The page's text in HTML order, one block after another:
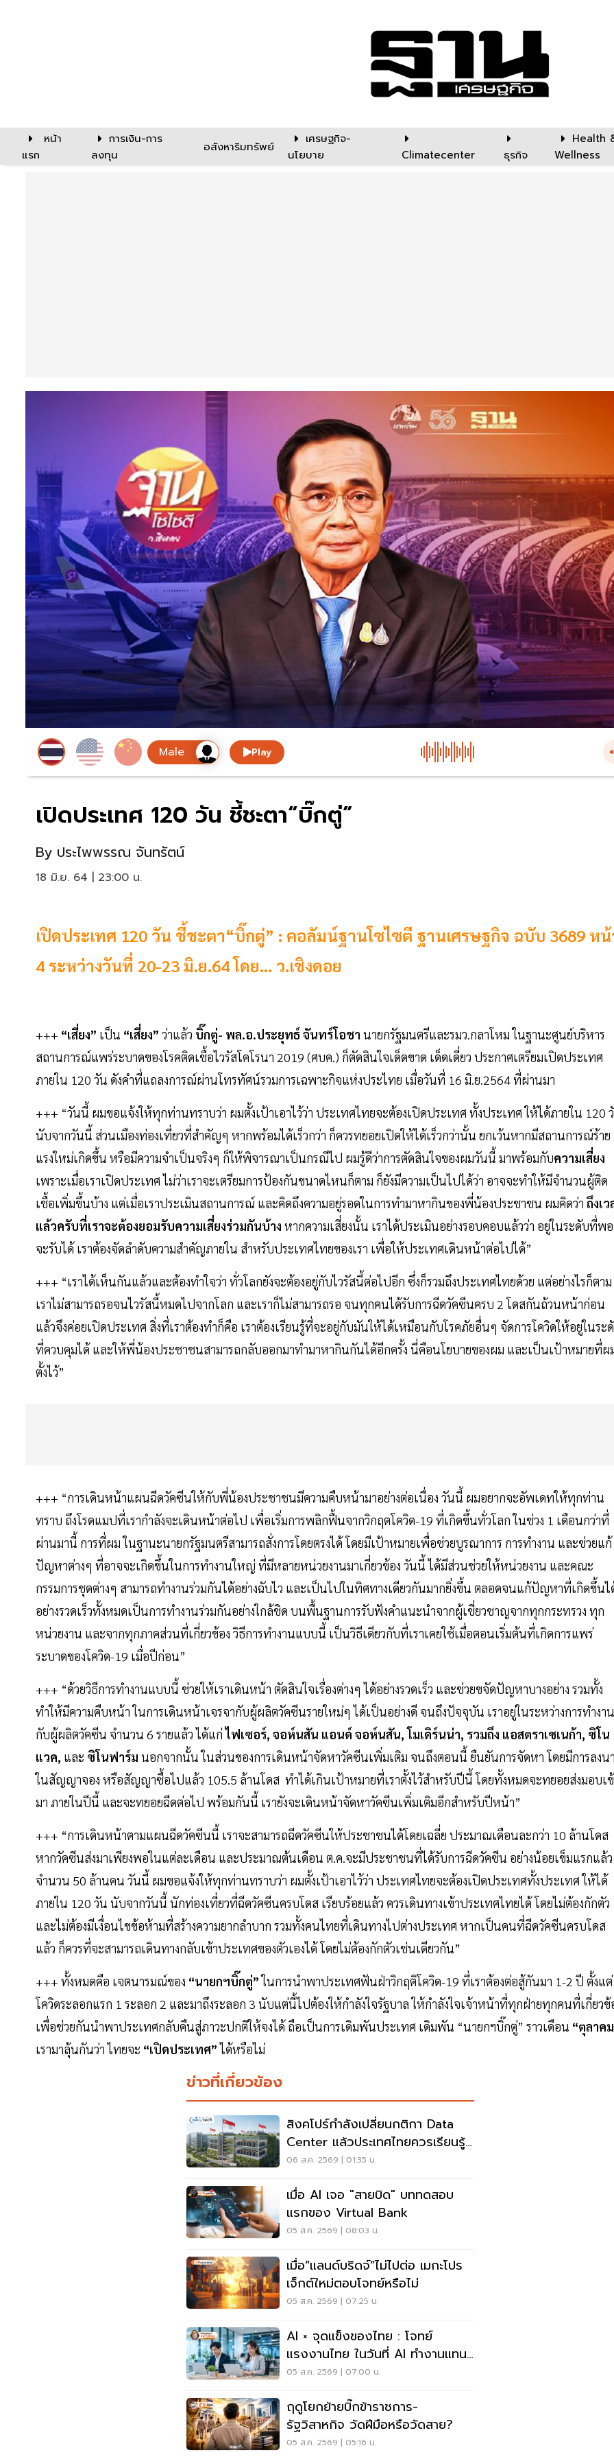
หน้า
แรก
การเงิน-การ
ลงทุน
อสังหาริมทรัพย์
เศรษฐกิจ-
นโยบาย
Climatecenter ธุรกิจ
Health
Wellness
Play
เปิดประเทศ 120 วัน ชี้ชะตา“บิ๊กตู่”
By ประไพพรรณ จันทรัตน์
18 มิ.ย. 64 | 23:00 น.
เปิดประเทศ 120 วัน ชี้ชะตา“บิ๊กตู่” : คอลัมน์ฐานโซไซตี ฐานเศรษฐกิจ ฉบับ 3689 ห
4 ระหว่างวันที่ 20-23 มิ.ย.64 โดย... ว.เชิงดอย
+++ “เสี่ยง” เป็น “เสี่ยง” ว่าแล้ว บิ๊กตู่- พล.อ.ประยุทธ์ จันทร์โอชา นายกรัฐมนตรีและรมว.กลาโหม ในฐานะศูนย์บริหาร
สถานการณ์แพร่ระบาดของโรคติดเชื้อไวรัสโคโรนา 2019 (ศบค.) ก็ตัดสินใจเด็ดขาด เด็ดเดี่ยว ประกาศเตรียมเปิดประเทศ
ภายใน 120 วัน ดังคำที่แถลงการณ์ผ่านโทรทัศน์รวมการเฉพาะกิจแห่งประไทย เมื่อวันที่ 16 มิ.ย.2564 ที่ผ่านมา
+++ “วันนี้ ผมขอแจ้งให้ทุกท่านทราบว่า ผมตั้งเป้าเอาไว้ว่า ประเทศไทยจะต้องเปิดประเทศ ทั้งประเทศ ให้ได้ภายใน 120
นับจากวันนี้ ส่วนเมืองท่องเที่ยวที่สำคัญๆ หากพร้อมได้เร็วกว่า ก็ควรทยอยเปิดให้ได้เร็วกว่านั้น ยกเว้นหากมีสถานการณ์ร้าย
แรงใหม่เกิดขึ้น หรือมีความจำเป็นจริงๆ ก็ให้พิจารณาเป็นกรณีไป ผมรู้ดีว่าการตัดสินใจของผมวันนี้ มาพร้อมกับความเสี่ยง
เพราะเมื่อเราเปิดประเทศ ไม่ว่าเราจะเตรียมการป้องกันขนาดไหนก็ตาม ก็ยังมีความเป็นไปได้ว่า อาจจะทำให้มีจำนวนผู้ติด
เชื้อเพิ่มขึ้นบ้าง แต่เมื่อเราประเมินสถานการณ์ และคิดถึงความอยู่รอดในการทำมาหากินของพี่น้องประชาชน ผมคิดว่า ถึงเว
แล้วครับที่เราจะต้องยอมรับความเสี่ยงร่วมกันบ้าง หากความเสี่ยงนั้น เราได้ประเมินอย่างรอบคอบแล้วว่า อยู่ในระดับที่พอ
จะรับได้ เราต้องจัดลำดับความสำคัญภายใน สำหรับประเทศไทยของเรา เพื่อให้ประเทศเดินหน้าต่อไปได้”
+++ “เราได้เห็นกันแล้วและต้องทำใจว่า ทั่วโลกยังจะต้องอยู่กับไวรัสนี้ต่อไปอีก ซึ่งก็รวมถึงประเทศไทยด้วย แต่อย่างไรก็ตาม
เราไม่สามารถรอจนไวรัสนี้หมดไปจากโลก และเราก็ไม่สามารถรอ จนทุกคนได้รับการฉีดวัคซีนครบ 2 โดสกันถ้วนหน้าก่อน
แล้วจึงค่อยเปิดประเทศ สิ่งที่เราต้องทำก็คือ เราต้องเรียนรู้ที่จะอยู่กับมันให้ได้เหมือนกับโรคภัยอื่นๆ จัดการโควิดให้อยู่ในระ
ที่ควบคุมได้ และให้พี่น้องประชาชนสามารถกลับออกมาทำมาหากินกันได้อีกครั้ง นี่คือนโยบายของผม และเป็นเป้าหมายที่ผ
ตั้งไว้”
+++ “การเดินหน้าแผนฉีดวัคซีนให้กับพี่น้องประชาชนมีความคืบหน้ามาอย่างต่อเนื่อง วันนี้ ผมอยากจะอัพเดทให้ทุกท่าน
ทราบ ถึงโรดแมปที่เรากำลังจะเดินหน้าต่อไป เพื่อเริ่มการพลิกฟื้นจากวิกฤตโควิด-19 ที่เกิดขึ้นทั่วโลก ในช่วง 1 เดือนกว่าที่
ผ่านมานี้ การที่ผม ในฐานะนายกรัฐมนตรีสามารถสั่งการโดยตรงได้ โดยมีเป้าหมายเพื่อช่วยบูรณาการ การทำงาน และช่วยแก้
ปัญหาต่างๆ ที่อาจจะเกิดขึ้นในการทำงานใหญ่ ที่มีหลายหน่วยงานมาเกี่ยวข้อง วันนี้ ได้มีส่วนช่วยให้หน่วยงาน และคณะ
กรรมการชุดต่างๆ สามารถทำงานร่วมกันได้อย่างฉับไว และเป็นไปในทิศทางเดียวกันมากยิ่งขึ้น ตลอดจนแก้ปัญหาที่เกิดขึ้นไ
อย่างรวดเร็วทั้งหมดเป็นการทำงานร่วมกันอย่างใกล้ชิด บนพื้นฐานการรับฟังคำแนะนำจากผู้เชี่ยวชาญจากทุกกระทรวง ทุก
หน่วยงาน และจากทุกภาคส่วนที่เกี่ยวข้อง วิธีการทำงานแบบนี้ เป็นวิธีเดียวกับที่เราเคยใช้เมื่อตอนเริ่มต้นที่เกิดการแพร่
ระบาดของโควิด-19 เมื่อปีก่อน”
+++ “ด้วยวิธีการทำงานแบบนี้ ช่วยให้เราเดินหน้า ตัดสินใจเรื่องต่างๆ ได้อย่างรวดเร็ว และช่วยขจัดปัญหาบางอย่าง รวมทั้ง
ทำให้มีความคืบหน้า ในการเดินหน้าเจรจากับผู้ผลิตวัคซีนรายใหม่ๆ ได้เป็นอย่างดี จนถึงปัจจุบัน เราอยู่ในระหว่างการทำงาน
กับผู้ผลิตวัคซีน จำนวน 6 รายแล้ว ได้แก่ไฟเซอร์, จอห์นสัน แอนด์ จอห์นสัน,โมเดิร์นน่า, รวมถึง แอสตราเซเนก้า, ซิโน
แวค, และ ซิโนฟาร์ม นอกจากนั้น ในส่วนของการเดินหน้าจัดหาวัคซีนเพิ่มเติม จนถึงตอนนี้ ยืนยันการจัดหา โดยมีการลงน
ในสัญญาจอง หรือสัญญาซื้อไปแล้ว 105.5 ล้านโดส ทำได้เกินเป้าหมายที่เราตั้งไว้สำหรับปีนี้ โดยทั้งหมดจะทยอยส่งมอบเ
มา ภายในปีนี้ และจะทยอยฉีดต่อไป พร้อมกันนี้ เรายังจะเดินหน้าจัดหาวัคซีนเพิ่มเติมอีกสำหรับปีหน้า”
+++ “การเดินหน้าตามแผนฉีดวัคซีนนี้ เราจะสามารถฉีดวัคซีนให้ประชาชนได้โดยเฉลี่ย ประมาณเดือนละกว่า 10 ล้านโดส
หากวัคซีนส่งมาเพียงพอในแต่ละเดือน และประมาณต้นเดือน ต.ค.จะมีประชาชนที่ได้รับการฉีดวัคซีน อย่างน้อยเข็มแรกแล้ว
จำนวน 50 ล้านคน วันนี้ ผมขอแจ้งให้ทุกท่านทราบว่า ผมตั้งเป้าเอาไว้ว่า ประเทศไทยจะต้องเปิดประเทศทั้งประเทศ ให้ได้
ภายใน 120 วัน นับจากวันนี้ นักท่องเที่ยวที่ฉีดวัคซีนครบโดส เรียบร้อยแล้ว ควรเดินทางเข้าประเทศไทยได้ โดยไม่ต้องกักตัว
และไม่ต้องมีเงื่อนไขข้อห้ามที่สร้างความยากลำบาก รวมทั้งคนไทยที่เดินทางไปต่างประเทศ หากเป็นคนที่ฉีดวัคซีนครบโดส
แล้ว ก็ควรที่จะสามารถเดินทางกลับเข้าประเทศของตัวเองได้ โดยไม่ต้องกักตัวเช่นเดียวกัน”
+++ ทั้งหมดคือ เจตนารมณ์ของ “นายกฯบิ๊กตู่”ในการนำพาประเทศฟันฝ่าวิกฤติโควิด-19 ที่เราต้องต่อสู้กันมา 1-2 ปี ตั้งแต่
โควิดระลอกแรก 1 ระลอก 2 และมาถึงระลอก 3 นับแต่นี้ไปต้องให้กำลังใจรัฐบาล ให้กำลังใจเจ้าหน้าที่ทุกฝ่ายทุกคนที่เกี่ยวข้
เพื่อช่วยกันนำพาประเทศกลับคืนสู่ภาวะปกติให้จงได้ ถือเป็นการเดิมพันประเทศ เดิมพัน “นายกฯบิ๊กตู่” ราวเดือน “ตุลาค
เรามาลุ้นกันว่า ไทยจะ “เปิดประเทศ”ได้หรือไม่
ข่าวที่เกี่ยวข้อง
สิงคโปร์กำลังเปลี่ยนกติกา Data
Center แล้วประเทศไทยควรเรียนรู้
อะไร?
06 ส.ค. 2569 | 01:35 น.
เมื่อ AI เจอ "สายบิด" บททดสอบ
แรกของ Virtual Bank
05 ส.ค. 2569 | 08:03 น.
เมื่อ“แลนด์บริดจ์”ไม่ไปต่อ เมกะโปร
เจ็กต์ใหม่ตอบโจทย์หรือไม่
05 ส.ค. 2569 | 07:25 น.
AI × จุดแข็งของไทย : โจทย์
แรงงานไทย ในวันที่ AI ทำงานแทน
เราได้มากขึ้น
05 ส.ค. 2569 | 07:00 น.
ฤดูโยกย้ายบิ๊กข้าราชการ-
รัฐวิสาหกิจ วัดฝีมือหรือวัดสาย?
05 ส.ค. 2569 | 05:16 น.